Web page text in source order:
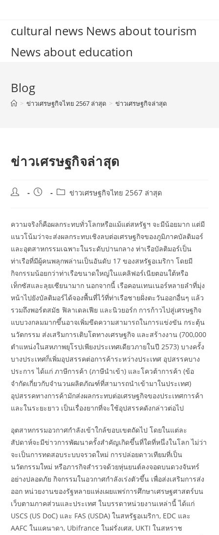
contentcultural news News about tourism
News about education
Blog
> ข่าวเศรษฐกิจไทย 2567 ล่าสุด > ข่าวเศรษฐกิจล่าสุด
ข่าวเศรษฐกิจล่าสุด
Post
Post
Postข่าวเศรษฐกิจไทย 2567 ล่าสุด
ความจริงก็คือผลกระทบทั่วโลกหรือแม้แต่สหรัฐฯ จะมีน้อยมาก แต่มี
แนวโน้มว่าจะส่งผลกระทบเชิงลบต่อเศรษฐกิจของภูมิภาคบัลติมอร์
และอุตสาหกรรมเฉพาะในระดับปานกลาง ท่าเรือบัลติมอร์เป็น
ท่าเรือที่มีผู้คนพลุกพล่านเป็นอันดับ 17 ของสหรัฐอเมริกา โดยมี
กิจกรรมน้อยกว่าท่าเรือขนาดใหญ่ในแคลิฟอร์เนียตอนใต้หรือ
เท็กซัสและลุยเซียนามาก นอกจากนี้ เรือคอนเทนเนอร์หลายลำที่มุ่ง
หน้าไปยังบัลติมอร์ได้จองพื้นที่ไว้ที่ท่าเรือชายฝั่งตะวันออกอื่นๆ แล้ว
รวมถึงพอร์ตสมัธ ฟิลาเดลเฟีย และนิวยอร์ก การก้าวไปสู่เศรษฐกิจ
แบบวงกลมมากขึ้นอาจเพิ่มขีดความสามารถในการแข่งขัน กระตุ้น
นวัตกรรม ส่งเสริมการเติบโตทางเศรษฐกิจ และสร้างงาน (700,000
ตำแหน่งในสหภาพยุโรปเพียงประเทศเดียวภายในปี 2573) บางครั้ง
บางประเทศก็เพิ่มอุปสรรคต่อการค้าระหว่างประเทศ อุปสรรคบาง
ประการ ได้แก่ ภาษีการค้า (ภาษีนำเข้า) และโควต้าการค้า (ข้อ
จำกัดเกี่ยวกับจำนวนผลิตภัณฑ์ที่สามารถนำเข้ามาในประเทศ)
อุปสรรคทางการค้ามักส่งผลกระทบต่อเศรษฐกิจของประเทศการค้า
และในระยะยาว เป็นเรื่องยากที่จะใช้อุปสรรคดังกล่าวต่อไป
อุตสาหกรรมอวกาศกำลังเข้าใกล้ขอบเขตถัดไป โดยในแต่ละ
สัปดาห์จะมีข่าวการพัฒนาครั้งสำคัญเกิดขึ้นที่ใดที่หนึ่งในโลก ไม่ว่า
จะเป็นการทดสอบระบบจรวดใหม่ การปล่อยดาวเทียมที่เป็น
นวัตกรรมใหม่ หรือภารกิจสำรวจด้วยหุ่นยนต์ลงจอดบนดวงจันทร์
อย่างปลอดภัย กิจกรรมในอวกาศกำลังเร่งตัวขึ้น เพื่อส่งเสริมการส่ง
ออก หน่วยงานของรัฐหลายแห่งเผยแพร่การศึกษาเศรษฐศาสตร์บน
เว็บตามภาคส่วนและประเทศ ในบรรดาหน่วยงานเหล่านี้ ได้แก่
USCS (US DoC) และ FAS (USDA) ในสหรัฐอเมริกา, EDC และ
AAFC ในแคนาดา, Ubifrance ในฝรั่งเศส, UKTI ในสหราช